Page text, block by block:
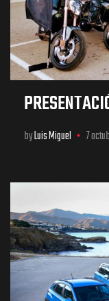
byLuis Miguel 7